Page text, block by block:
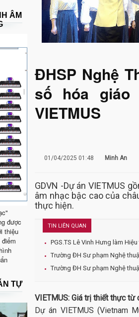
ÂM
được
thiệu
TỰ
ĐHSP Nghệ
số hóa
VIETMUS
01/04/2025 01:48 Minh An
GDVN -Dự án VIETMUS
âm nhạc bậc cao của
thực hiện.
TIN LIÊN QUAN
PGS.TS Lê Vinh Hưng làm
Trường ĐH Sư phạm Nghệ
Trường ĐH Sư phạm Nghệ
VIETMUS: Giá trị thiết thực
Dự án VIETMUS (Vietnam